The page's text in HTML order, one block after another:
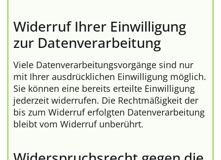
Widerruf Ihrer Einwilligung
zur Datenverarbeitung
Viele Datenverarbeitungsvorgänge sind nur
mit Ihrer ausdrücklichen Einwilligung möglich.
Sie können eine bereits erteilte Einwilligung
jederzeit widerrufen. Die Rechtmäßigkeit der
bis zum Widerruf erfolgten Datenverarbeitung
bleibt vom Widerruf unberührt.